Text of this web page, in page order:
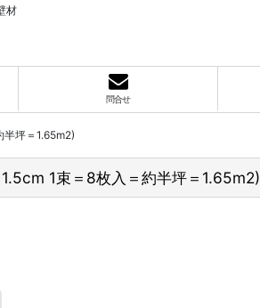
材
問合せ
坪＝1.65m2)
1束＝8枚入＝約半坪＝1.65m2)